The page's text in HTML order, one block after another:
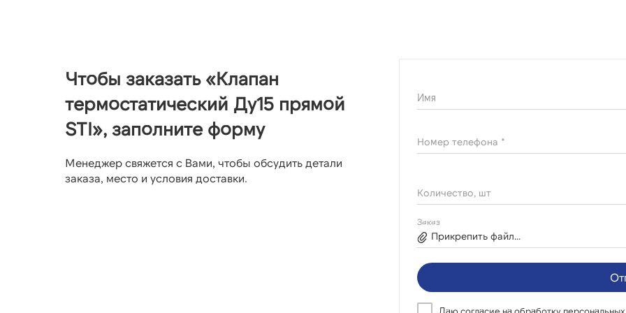
Чтобы заказать «Клапан
термостатический Ду15 прямой
STI», заполните форму
Менеджер свяжется с Вами, чтобы обсудить детали
заказа, место и условия доставки.
Имя
Номер телефона *
Количество, шт
Заказ
Прикрепить файл...